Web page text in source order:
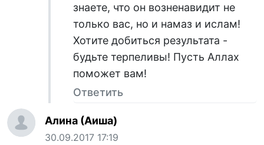
знаете, что он возненавидит не
только вас, но и намаз и ислам!
Хотите добиться результата -
будьте терпеливы! Пусть Аллах
поможет вам!
Ответить
Алина (Аиша)
30.09.2017 17:19